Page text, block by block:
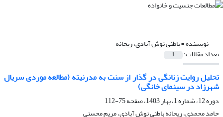
نویسنده =باطنی نوش آبادی، ریحانه
تعداد مقالات: 1
تحلیل روایت زنانگی در گذار از سنت به مدرنیته (مطالعه موردی سریال
شهرزاد در سینمای خانگی)
دوره 12، شماره 1، بهار 1403، صفحه
75-112
حامد محمدی، ریحانه باطنی نوش آبادی، مریم محسنی